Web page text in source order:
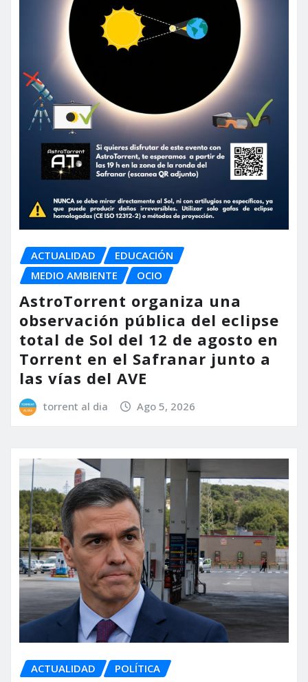
ACTUALIDAD
EDUCACIÓN
MEDIO AMBIENTE
OCIO
AstroTorrent organiza una
observación pública del eclipse
total de Sol del 12 de agosto en
Torrent en el Safranar junto a
las vías del AVE
torrent al dia Ago 5, 2026
ACTUALIDAD POLÍTICA